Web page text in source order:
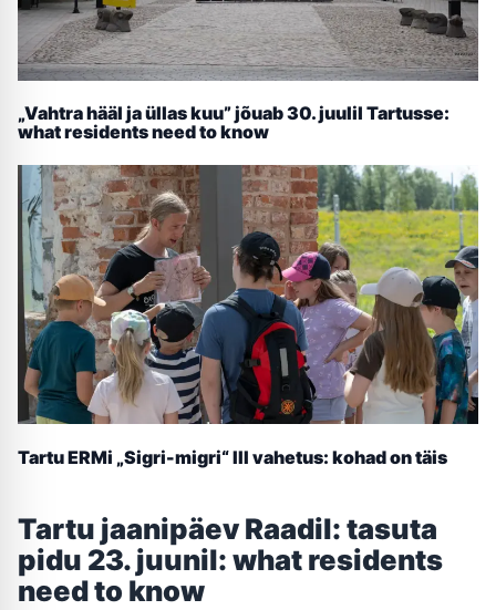
„Vahtra hääl ja üllas kuu” jõuab 30. juulil Tartusse:
what residents need to know
Tartu ERMi „Sigri-migri“ III vahetus: kohad on täis
Tartu jaanipäev Raadil: tasuta
pidu 23. juunil: what residents
need to know